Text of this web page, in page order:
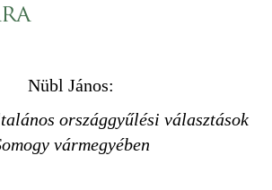
Nübl János:
országgyűlési választások
vármegyében